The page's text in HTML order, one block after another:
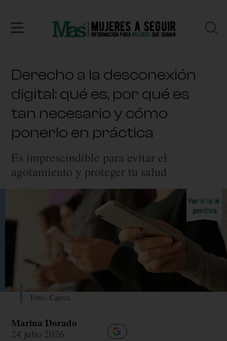
Derecho a la desconexión
digital: qué es, por qué es
tan necesario y cómo
ponerlo en práctica
Es imprescindible para evitar el
agotamiento y proteger tu salud
Foto: Canva.
Marina Dorado
24 julio 2026